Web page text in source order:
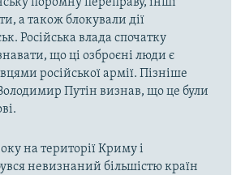
поромну переправу, інші
а також блокували дії
Російська влада спочатку
що ці озброєні люди є
російської армії. Пізніше
Путін визнав, що це були
на території Криму і
невизнаний більшістю країн